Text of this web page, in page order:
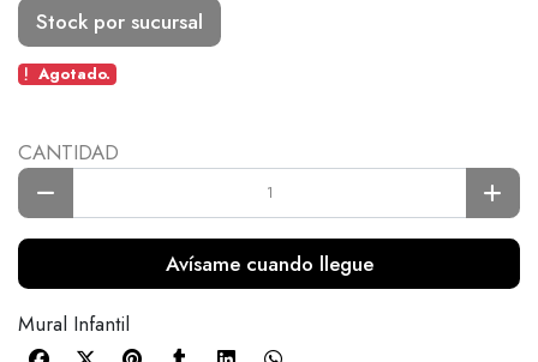
Stock por sucursal
Agotado.
CANTIDAD
Avísame cuando llegue
Mural Infantil